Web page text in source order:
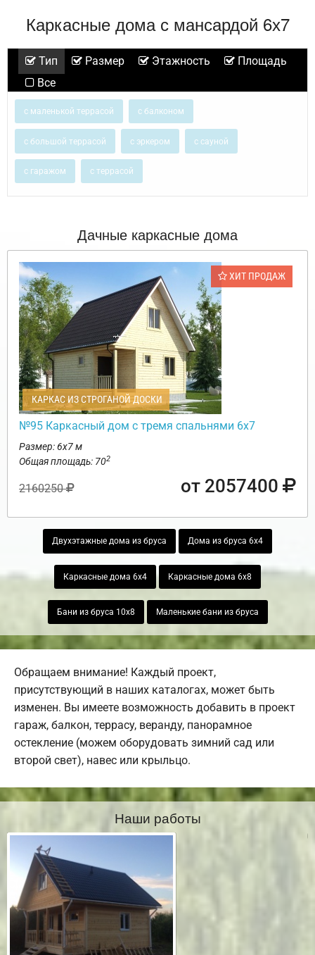
Каркасные дома с мансардой 6х7
Тип Размер Этажность
Площадь
Все
с маленькой террасой с балконом
с большой террасой с эркером с сауной
с гаражом с террасой
Дачные каркасные дома
ХИТ ПРОДАЖ
КАРКАС ИЗ СТРОГАНОЙ ДОСКИ
№95 Каркасный дом с тремя спальнями 6х7
Размер: 6х7 м
Общая площадь: 702
2160250 от 2057400
Двухэтажные дома из бруса Дома из бруса 6х4
Каркасные дома 6х4 Каркасные дома 6х8
Бани из бруса 10х8 Маленькие бани из бруса
Обращаем внимание! Каждый проект,
присутствующий в наших каталогах, может быть
изменен. Вы имеете возможность добавить в проект
гараж, балкон, террасу, веранду, панорамное
остекление (можем оборудовать зимний сад или
второй свет), навес или крыльцо.
Наши работы